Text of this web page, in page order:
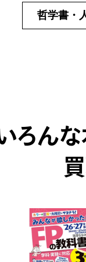
哲学書・
ろんな